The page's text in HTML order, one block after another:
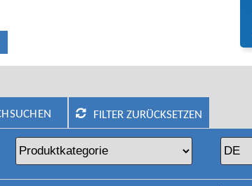
FILTER ZURÜCKSETZEN